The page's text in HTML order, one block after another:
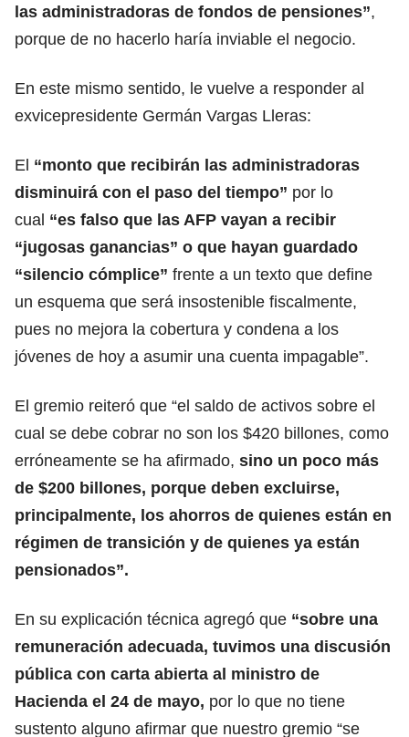
las administradoras de fondos de pensiones”,
porque de no hacerlo haría inviable el negocio.
En este mismo sentido, le vuelve a responder al
exvicepresidente Germán Vargas Lleras:
El “monto que recibirán las administradoras
disminuirá con el paso del tiempo” por lo
cual “es falso que las AFP vayan a recibir
“jugosas ganancias” o que hayan guardado
“silencio cómplice” frente a un texto que define
un esquema que será insostenible fiscalmente,
pues no mejora la cobertura y condena a los
jóvenes de hoy a asumir una cuenta impagable”.
El gremio reiteró que “el saldo de activos sobre el
cual se debe cobrar no son los $420 billones, como
erróneamente se ha afirmado, sino un poco más
de $200 billones, porque deben excluirse,
principalmente, los ahorros de quienes están en
régimen de transición y de quienes ya están
pensionados”.
En su explicación técnica agregó que “sobre una
remuneración adecuada, tuvimos una discusión
pública con carta abierta al ministro de
Hacienda el 24 de mayo, por lo que no tiene
sustento alguno afirmar que nuestro gremio “se